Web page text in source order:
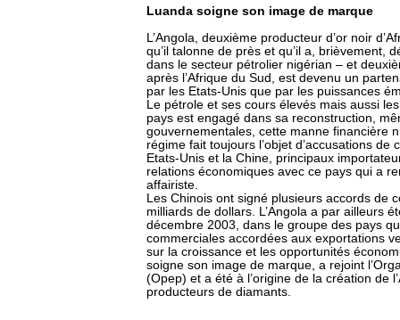
Luanda soigne son image de marque
L’Angola, deuxième producteur d’or noir
qu’il talonne de près et qu’il a, brièvement,
dans le secteur pétrolier nigérian – et
après l’Afrique du Sud, est devenu un
par les Etats-Unis que par les puissances
Le pétrole et ses cours élevés mais aussi
pays est engagé dans sa reconstruction,
gouvernementales, cette manne financière
régime fait toujours l’objet d’accusations de
Etats-Unis et la Chine, principaux
relations économiques avec ce pays qui a
affairiste.
Les Chinois ont signé plusieurs accords de
milliards de dollars. L’Angola a par ailleurs
décembre 2003, dans le groupe des pays
commerciales accordées aux exportations
sur la croissance et les opportunités
soigne son image de marque, a rejoint
(Opep) et a été à l’origine de la création de
producteurs de diamants.